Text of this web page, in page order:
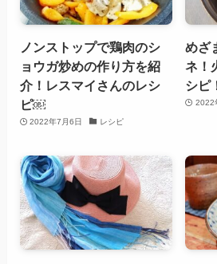
ノンストップで鶏肉のシ
ョウガ炒めの作り方を紹
介！レスマイさんのレシ
ピ￼
2022年7月6日 レシピ
めざ
ネ！
シピ
2022